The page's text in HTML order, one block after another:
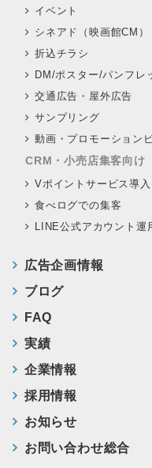
イベント
シネアド（映画館CM）
折込チラシ
DM/ポスター/パンフレ
交通広告・屋外広告
サンプリング
動画・プロモーション
CRM・小売店集客向け
Vポイントサービス導入
食べログでの集客
LINE公式アカウント運
広告企画情報
ブログ
FAQ
実績
企業情報
採用情報
お知らせ
お問い合わせ総合